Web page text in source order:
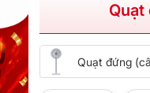
Quạt
Quạt đứng